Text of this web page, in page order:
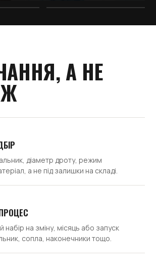
А НЕ
діаметр дроту, режим
а не під залишки на складі.
набір на зміну, місяць або запуск
сопла, наконечники тощо.